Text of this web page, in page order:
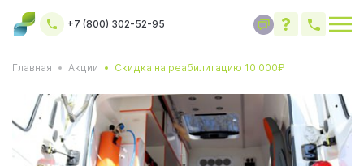
+7 (800) 302-52-95
Главная Акции Скидка на реабилитацию 10 000₽